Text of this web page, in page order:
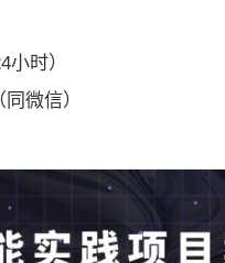
时）
微信）